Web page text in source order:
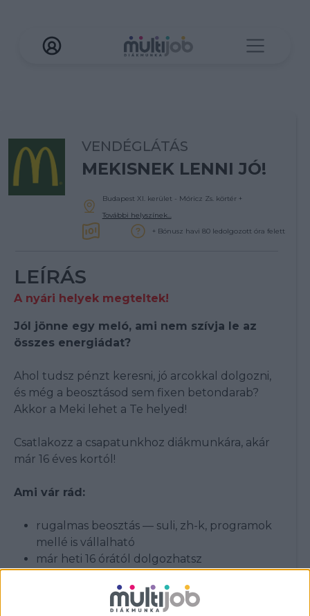
VENDÉGLÁTÁS
MEKISNEK LENNI JÓ!
Budapest XI. kerület - Móricz Zs. körtér +
További helyszínek...
+ Bónusz havi 80 ledolgozott óra felett
LEÍRÁS
A nyári helyek megteltek!
Jól jönne egy meló, ami nem szívja le az
összes energiádat?
Ahol tudsz pénzt keresni, jó arcokkal dolgozni,
és még a beosztásod sem fixen betondarab?
Akkor a Meki lehet a Te helyed!
Csatlakozz a csapatunkhoz diákmunkára, akár
már 16 éves kortól!
Ami vár rád:
rugalmas beosztás — suli, zh-k, programok
mellé is vállalható
már heti 16 órától dolgozhatsz
pörgés van, unalom nincs
több étterem közül választhatsz